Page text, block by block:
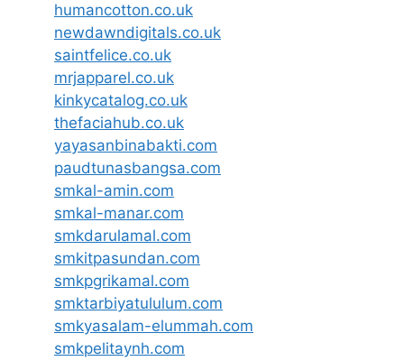
humancotton.co.uk
newdawndigitals.co.uk
saintfelice.co.uk
mrjapparel.co.uk
kinkycatalog.co.uk
thefaciahub.co.uk
yayasanbinabakti.com
paudtunasbangsa.com
smkal-amin.com
smkal-manar.com
smkdarulamal.com
smkitpasundan.com
smkpgrikamal.com
smktarbiyatululum.com
smkyasalam-elummah.com
smkpelitaynh.com